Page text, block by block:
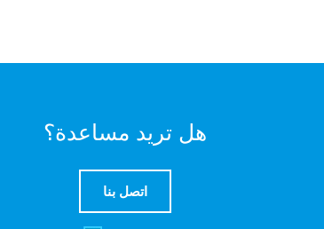
هل تريد مساعدة؟
اتصل بنا